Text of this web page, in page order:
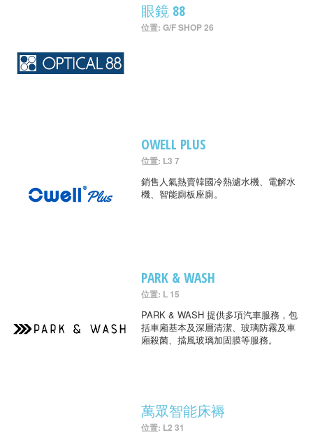
眼鏡 88
位置: G/F SHOP 26
OWELL PLUS
位置: L3 7
銷售人氣熱賣韓國冷熱濾水機、電解水
機、智能廁板座廁。
PARK & WASH
位置: L 15
PARK & WASH 提供多項汽車服務，包
括車廂基本及深層清潔、玻璃防霧及車
廂殺菌、擋風玻璃加固膜等服務。
萬眾智能床褥
位置: L2 31